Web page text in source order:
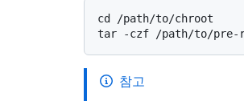
cd /path/to/chroot
참고